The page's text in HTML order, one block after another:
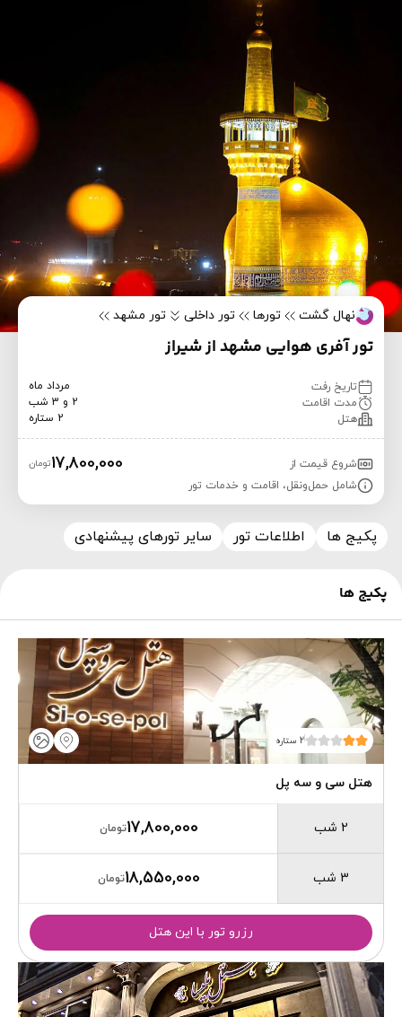
نهال گشت تورها تور داخلی تور مشهد
تور آفری هوایی مشهد از شیراز
تاریخ رفت
مرداد ماه
مدت اقامت
2 و 3 شب
هتل
2 ستاره
شروع قیمت از 17,800,000تومان
شامل حمل‌ونقل، اقامت و خدمات تور
پکیج ها اطلاعات تور سایر تورهای پیشنهادی
پکیج ها
2 ستاره
هتل سی و سه پل
2 شب
3 شب
17,800,000تومان
18,550,000تومان
رزرو تور با این هتل